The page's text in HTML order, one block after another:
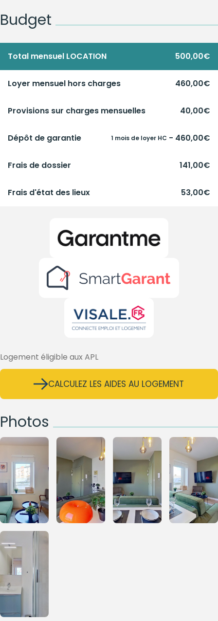
Budget
Total mensuel LOCATION 500,00€
Loyer mensuel hors charges 460,00€
Provisions sur charges mensuelles 40,00€
Dépôt de garantie 1 mois de loyer HC - 460,00€
Frais de dossier 141,00€
Frais d'état des lieux 53,00€
Logement éligible aux APL
CALCULEZ LES AIDES AU LOGEMENT
Photos